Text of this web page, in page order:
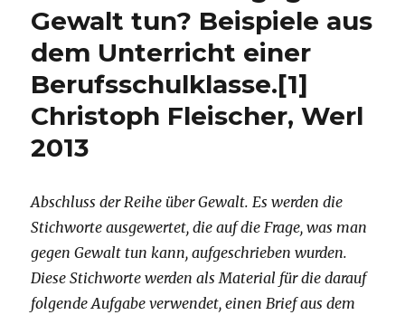
Markus
Chmielorz,
Dortmund
2013
Gewalt tun? Beispiele aus
dem Unterricht einer
Berufsschulklasse.[1]
Christoph Fleischer, Werl
2013
Abschluss der Reihe über Gewalt. Es werden die
Stichworte ausgewertet, die auf die Frage, was man
gegen Gewalt tun kann, aufgeschrieben wurden.
Diese Stichworte werden als Material für die darauf
folgende Aufgabe verwendet, einen Brief aus dem